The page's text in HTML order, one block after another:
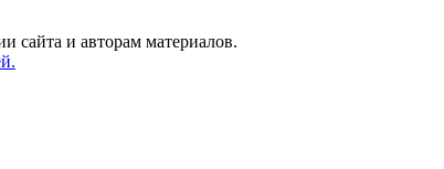
сайта и авторам материалов.